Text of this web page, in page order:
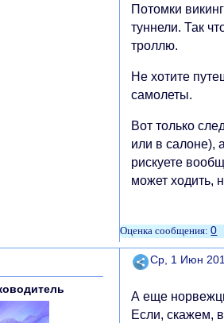
Потомки
туннели. Так
троллю.
Не хотите
самолеты.
Вот только
или в салоне),
рискуете
может ходить,
0
Поделиться
Ср, 1 Июн
А еще
Если, скажем,